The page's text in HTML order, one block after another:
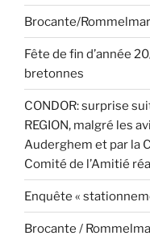
Brocante/
Fête de fin d’année
bretonnes
CONDOR: surprise
REGION, malgré les
Auderghem et par la
Comité de l’Amitié
Enquête «
Brocante /